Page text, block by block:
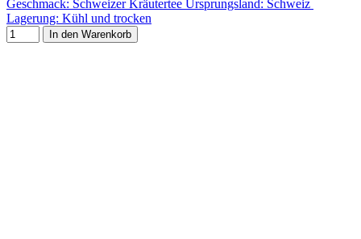
Geschmack: Schweizer Kräutertee Ursprungsland: Schweiz
Lagerung: Kühl und trocken
In den Warenkorb